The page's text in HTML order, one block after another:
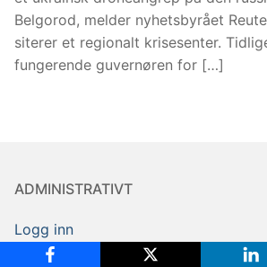
Belgorod, melder nyhetsbyrået
siterer et regionalt krisesenter.
fungerende guvernøren for […]
ADMINISTRATIVT
Logg inn
E-Post